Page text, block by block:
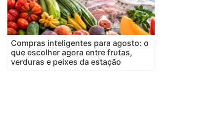
Compras inteligentes para agosto: o
que escolher agora entre frutas,
verduras e peixes da estação